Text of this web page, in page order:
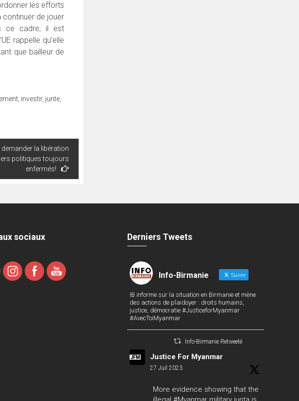
les efforts
de jouer
ce cadre, il est
rappelle qu’elle
que bailleur de
investir, junte
la libération
politiques toujours
enfermés!
sociaux Derniers Tweets
Info-Birmanie Suivre
IB informe sur la situation en Birmanie et mène
des actions de plaidoyer : droits humains,
justice, démocratie #JusticeforMyanmar
#AvecToiMyanmar
Info-Birmanie Retweeté
Justice For Myanmar
27 Juil 2023
More evidence showing that the